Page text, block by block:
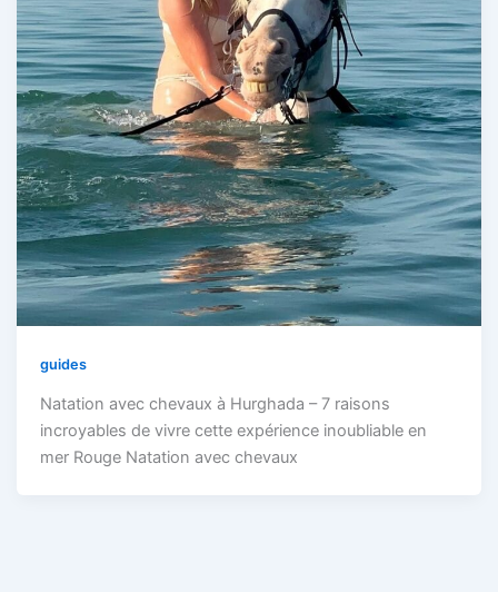
guides
Natation avec chevaux à Hurghada – 7 raisons
incroyables de vivre cette expérience inoubliable en
mer Rouge Natation avec chevaux